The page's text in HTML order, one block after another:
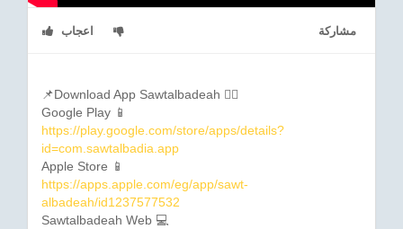
اعجاب مشاركة
📌Download App Sawtalbadeah 👇🏼
Google Play 📱
https://play.google.com/store/apps/details?
id=com.sawtalbadia.app
Apple Store 📱
https://apps.apple.com/eg/app/sawt-
albadeah/id1237577532
Sawtalbadeah Web 💻